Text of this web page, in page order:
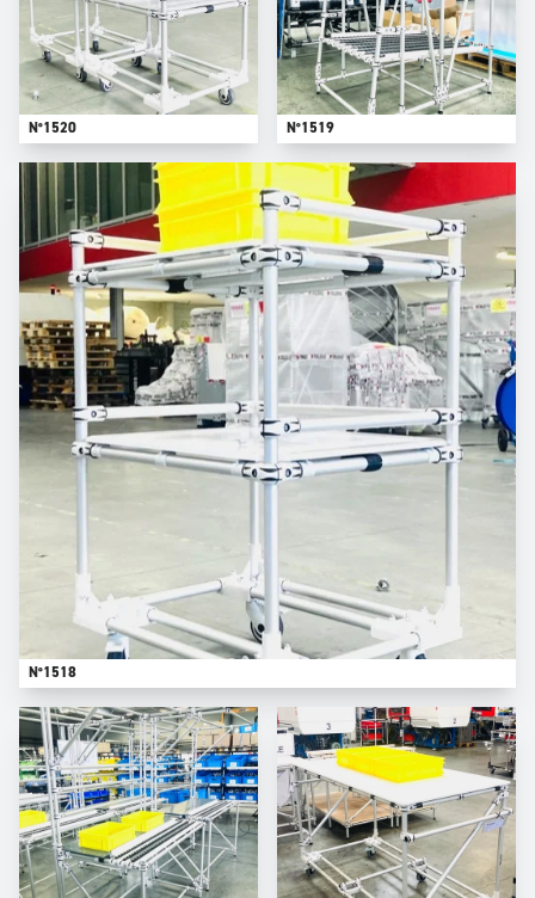
N°1520 N°1519
N°1518